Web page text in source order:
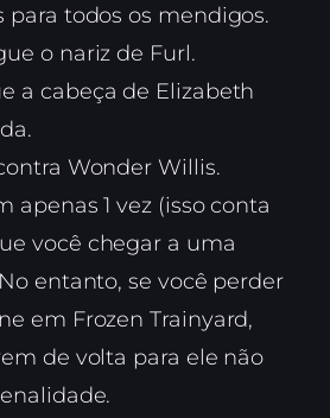
para todos os mendigos.
o nariz de Furl.
a cabeça de Elizabeth
Wonder Willis.
apenas 1 vez (isso conta
você chegar a uma
entanto, se você perder
em Frozen Trainyard,
de volta para ele não